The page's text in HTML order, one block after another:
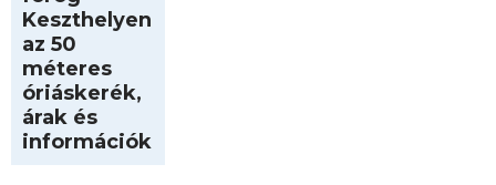
Keszthelyen
az 50
méteres
óriáskerék,
árak és
információk